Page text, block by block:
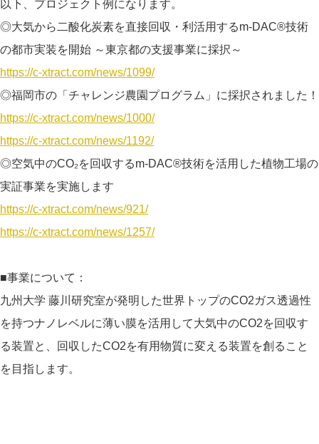
以下、プロジェクト例になります。
◎大気から二酸化炭素を直接回収・利活用するm-DAC®技術
の都市実装を開始 ～東京都の支援事業に採択～
https://c-xtract.com/news/1099/
◎福岡市の「チャレンジ農園プログラム」に採択されました！
https://c-xtract.com/news/1000/
https://c-xtract.com/news/1192/
◎空気中のCO₂を回収するm-DAC®技術を活用した植物工場の
実証事業を実施します
https://c-xtract.com/news/921/
https://c-xtract.com/news/1257/
■事業について：
九州大学 藤川研究室が発明した世界トップのCO2ガス透過性
を持つナノレベルに薄い膜を活用して大気中のCO2を回収す
る装置と、回収したCO2を有用物質に変える装置を創ること
を目指します。